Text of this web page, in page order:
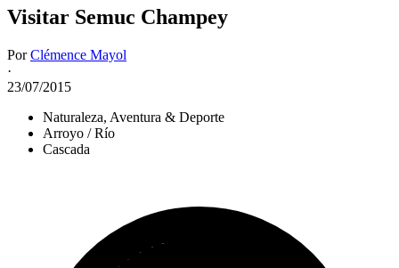
Visitar Semuc Champey
PorClémence Mayol
·
23/07/2015
Naturaleza, Aventura & Deporte
Arroyo / Río
Cascada